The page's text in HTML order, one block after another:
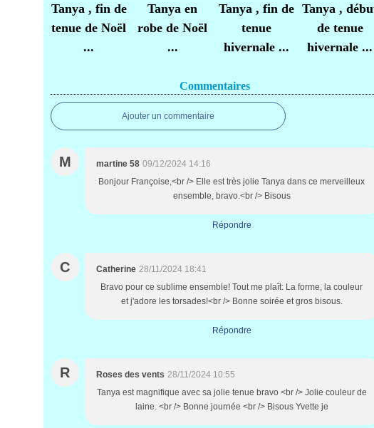
Tanya , fin de
tenue de Noël
...
Tanya en
robe de Noël
...
Tanya , fin de
tenue
hivernale ...
Tanya ,
de tenue
hivernale ...
Commentaires
Ajouter un commentaire
M martine 58 09/12/2024 14:16
Bonjour Françoise,<br /> Elle est très jolie Tanya dans ce merveilleux
ensemble, bravo.<br /> Bisous
Répondre
C Catherine 28/11/2024 18:41
Bravo pour ce sublime ensemble! Tout me plaît: La forme, la couleur
et j'adore les torsades!<br /> Bonne soirée et gros bisous.
Répondre
R Roses des vents 28/11/2024 10:55
Tanya est magnifique avec sa jolie tenue bravo <br /> Jolie couleur de
laine. <br /> Bonne journée <br /> Bisous Yvette je